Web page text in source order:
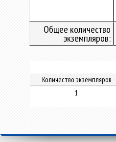
Общее количество
экземпляров:
Количество экземпляров
1